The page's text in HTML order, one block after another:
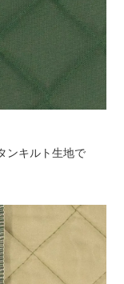
ンキルト生地で